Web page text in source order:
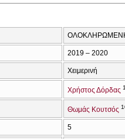
ΟΛΟΚΛΗΡΩΜΕΝΗ
2019 – 2020
Χειμερινή
Χρήστος Δόρδας
Θωμάς Κουτσός
5